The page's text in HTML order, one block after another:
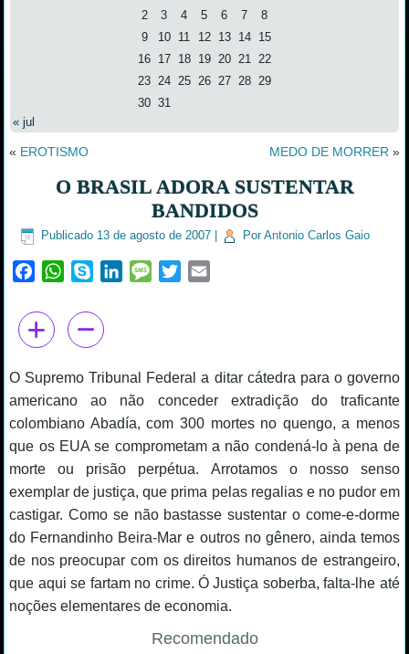
2
3 4 5 6 7
8
9
10 11 12 13 14
15
16 17 18 19 20 21
22
23 24 25 26 27 28
29
30 31
« jul
« EROTISMO MEDO DE MORRER »
O BRASIL ADORA SUSTENTAR
BANDIDOS
Publicado 13 de agosto de 2007 Por Antonio Carlos Gaio
FacebookWhatsApp
Skype LinkedInMessage
Twitter
O Supremo Tribunal Federal a ditar cátedra para o governo
americano ao não conceder extradição do traficante
colombiano Abadía, com 300 mortes no quengo, a menos
que os EUA se comprometam a não condená-lo à pena de
morte ou prisão perpétua. Arrotamos o nosso senso
exemplar de justiça, que prima pelas regalias e no pudor em
castigar. Como se não bastasse sustentar o come-e-dorme
do Fernandinho Beira-Mar e outros no gênero, ainda temos
de nos preocupar com os direitos humanos de estrangeiro,
que aqui se fartam no crime. Ó Justiça soberba, falta-lhe até
noções elementares de economia.
Recomendado